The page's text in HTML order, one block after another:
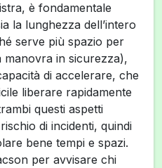
è fondamentale
la lunghezza dell’intero
serve più spazio per
manovra in sicurezza),
di accelerare, che
liberare rapidamente
questi aspetti
di incidenti, quindi
bene tempi e spazi.
per avvisare chi